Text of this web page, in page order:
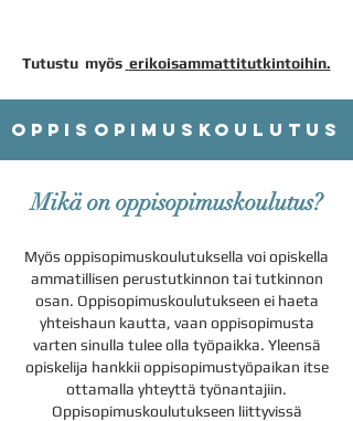
Tutustu myös erikoisammattitutkintoihin.
OPPISOPIMUSKOULUTUS
Mikä on oppisopimuskoulutus?
Myös oppisopimuskoulutuksella voi opiskella
ammatillisen perustutkinnon tai tutkinnon
osan. Oppisopimuskoulutukseen ei haeta
yhteishaun kautta, vaan oppisopimusta
varten sinulla tulee olla työpaikka. Yleensä
opiskelija hankkii oppisopimustyöpaikan itse
ottamalla yhteyttä työnantajiin.
Oppisopimuskoulutukseen liittyvissä